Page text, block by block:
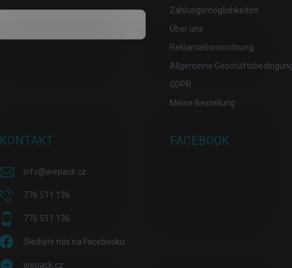
Zahlungsmöglichkeiten
Über uns
Reklamationsordnung
Allgemeine
GDPR
Meine Bestellung
KONTAKT
info@wepack.cz
776 511 136
776 511 136
Sledujte nás na Facebooku
wepack.cz
FACEBOOK